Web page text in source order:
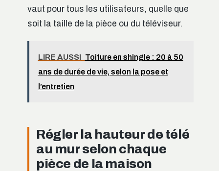
vaut pour tous les utilisateurs, quelle que
soit la taille de la pièce ou du téléviseur.
LIRE AUSSI Toiture en shingle : 20 à 50
ans de durée de vie, selon la pose et
l’entretien
Régler la hauteur de télé
au mur selon chaque
pièce de la maison